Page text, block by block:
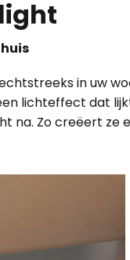
in uw
lichteffect dat
na. Zo creëert ze